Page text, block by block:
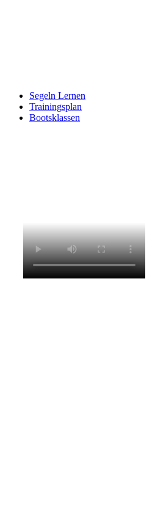
Segeln Lernen
Trainingsplan
Bootsklassen